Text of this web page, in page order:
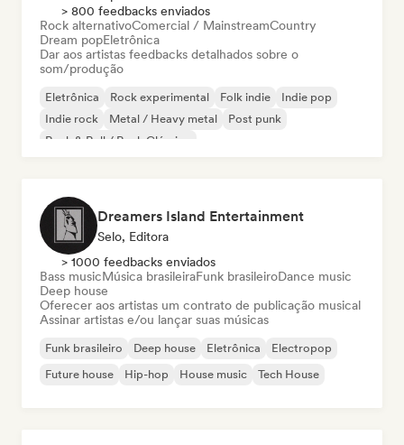
> 800 feedbacks enviados
Rock alternativoComercial / MainstreamCountry
Dream popEletrônica
Dar aos artistas feedbacks detalhados sobre o
som/produção
Eletrônica Rock experimental Folk indie
Indie pop
Indie rock
Metal / Heavy metal
Post punk
Rock & Roll / Rock Clássico
Dreamers Island Entertainment
Selo, Editora
> 1000 feedbacks enviados
Bass musicMúsica brasileiraFunk brasileiroDance music
Deep house
Oferecer aos artistas um contrato de publicação musical
Assinar artistas e/ou lançar suas músicas
Funk brasileiro Deep house Eletrônica
Electropop
Future house
Hip-hop House music Tech House